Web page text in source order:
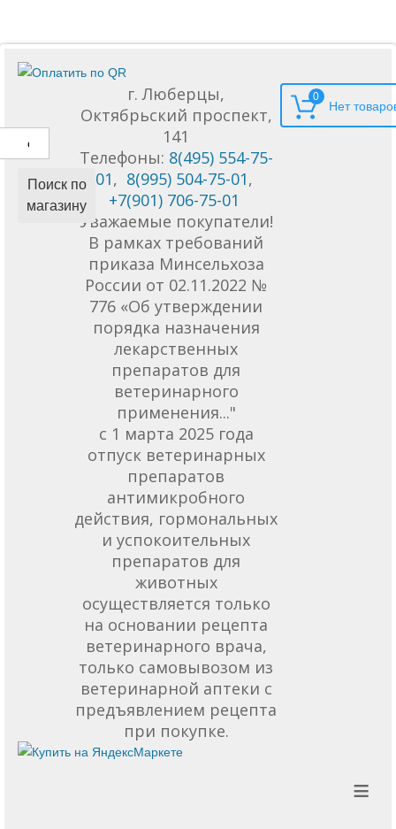
Поиск по
магазину
г. Люберцы,
Октябрьский проспект,
141
Телефоны: 8(495) 554-75-
01, 8(995) 504-75-01,
+7(901) 706-75-01
Уважаемые покупатели!
В рамках требований
приказа Минсельхоза
России от 02.11.2022 №
776 «Об утверждении
порядка назначения
лекарственных
препаратов для
ветеринарного
применения..."
с 1 марта 2025 года
отпуск ветеринарных
препаратов
антимикробного
действия, гормональных
и успокоительных
препаратов для
животных
осуществляется только
на основании рецепта
ветеринарного врача,
только самовывозом из
ветеринарной аптеки с
предъявлением рецепта
при покупке.
0
≡